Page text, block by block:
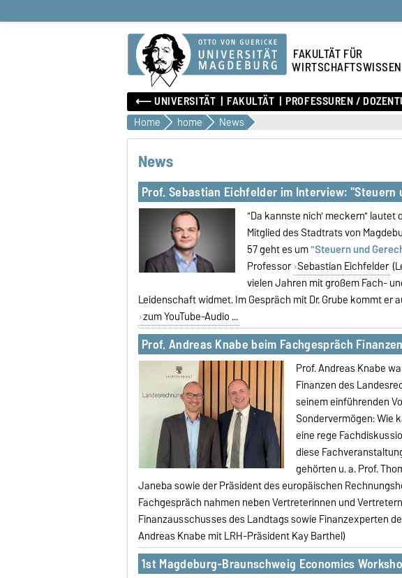
FAKULTÄT FÜR
⟵ UNIVERSITÄT FAKULTÄT PROFESSUREN /
Home home News
News
Prof. Sebastian Eichfelder im Interview: "Steuern
"Da kannste nich' meckern" lautet
Mitglied des Stadtrats von
57 geht es um"Steuern und
Professor Sebastian Eichfelder
vielen Jahren mit großem Fach-
Leidenschaft widmet. Im Gespräch mit Dr. Grube kommt er
zum YouTube-Audio ...
Prof. Andreas Knabe beim Fachgespräch
Prof. Andreas Knabe
Finanzen des
seinem einführenden
Sondervermögen: Wie
eine rege
diese
gehörten u. a. Prof.
Janeba sowie der Präsident des europäischen
Fachgespräch nahmen neben Vertreterinnen und
Finanzausschusses des Landtags sowie Finanzexperten
Andreas Knabe mit LRH-Präsident Kay Barthel)
1st Magdeburg-Braunschweig Economics